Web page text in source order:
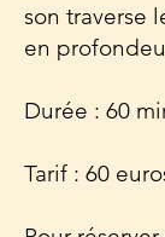
son traverse
en
Durée : 60
Tarif : 60